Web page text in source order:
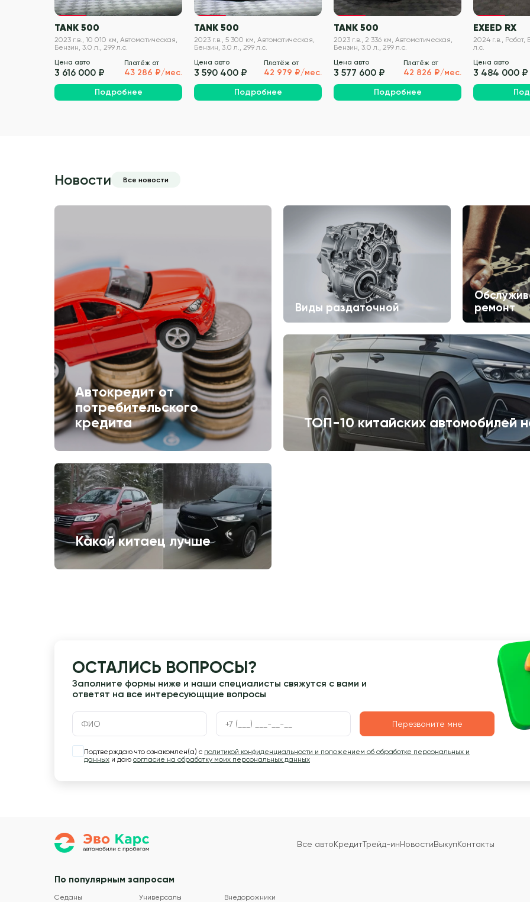
VIN проверен
TANK 500
2023 г.в., 10 010 км, Автоматическая,
Бензин, 3.0 л., 299 л.с.
Цена авто
3 616 000 ₽
Платёж от
43 286 ₽/мес.
Подробнее
VIN проверен
TANK 500
2023 г.в., 5 300 км, Автоматическая,
Бензин, 3.0 л., 299 л.с.
Цена авто
3 590 400 ₽
Платёж от
42 979 ₽/мес.
Подробнее
TANK 500
2023 г.в., 2 336 км, Автоматическая,
Бензин, 3.0 л., 299 л.с.
Цена авто
3 577 600 ₽
Платёж от
42 826 ₽/мес.
Подробнее
EXEED RX
2024 г.в., Робот,
л.с.
Цена авто
3 484 000 ₽
Новости Все новости
Автокредит от
потребительского
кредита
Виды раздаточной
ремонт
ТОП-10 китайских автомобилей
Какой китаец лучше
ОСТАЛИСЬ ВОПРОСЫ?
Заполните формы ниже и наши специалисты свяжутся с вами и
ответят на все интересующщие вопросы
Перезвоните мне
Подтверждаю что ознакомлен(а) с политикой конфиденциальности и положением об обработке персональных и
данных и даю согласие на обработку моих персональных данных
Все автоКредитТрейд-инНовостиВыкупКонтакты
По популярным запросам
Седаны Универсалы Внедорожники